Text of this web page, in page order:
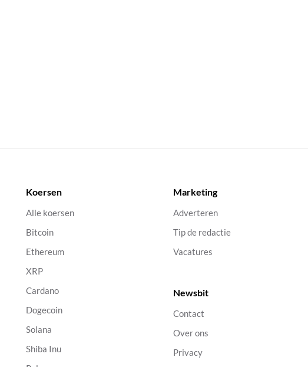
Koersen
Alle koersen
Bitcoin
Ethereum
XRP
Cardano
Dogecoin
Solana
Shiba Inu
Marketing
Adverteren
Tip de redactie
Vacatures
Newsbit
Contact
Over ons
Privacy